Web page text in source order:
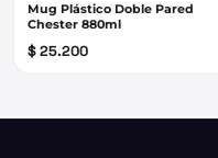
Mug Plástico Doble Pared
Chester 880ml
$ 25.200